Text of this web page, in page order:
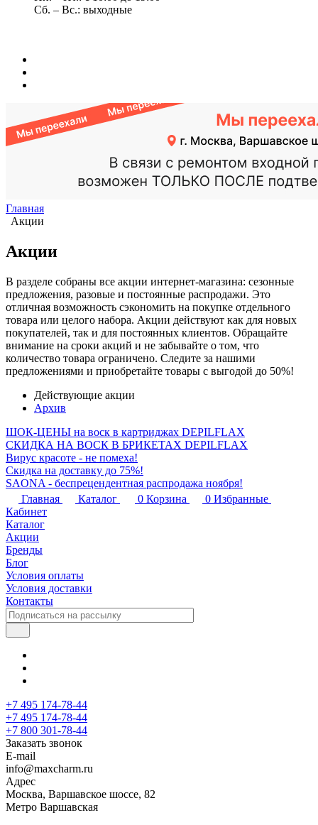
Сб. – Вс.: выходные
Главная
Акции
Акции
В разделе собраны все акции интернет-магазина: сезонные
предложения, разовые и постоянные распродажи. Это
отличная возможность сэкономить на покупке отдельного
товара или целого набора. Акции действуют как для новых
покупателей, так и для постоянных клиентов. Обращайте
внимание на сроки акций и не забывайте о том, что
количество товара ограничено. Следите за нашими
предложениями и приобретайте товары с выгодой до 50%!
Действующие акции
Архив
ШОК-ЦЕНЫ на воск в картриджах DEPILFLAX
СКИДКА НА ВОСК В БРИКЕТАХ DEPILFLAX
Вирус красоте - не помеха!
Скидка на доставку до 75%!
SAONA - беспрецендентная распродажа ноября!
Главная
Каталог 0 Корзина 0 Избранные
Кабинет
Каталог
Акции
Бренды
Блог
Условия оплаты
Условия доставки
Контакты
+7 495 174-78-44
+7 495 174-78-44
+7 800 301-78-44
Заказать звонок
E-mail
info@maxcharm.ru
Адрес
Москва, Варшавское шоссе, 82
Метро Варшавская